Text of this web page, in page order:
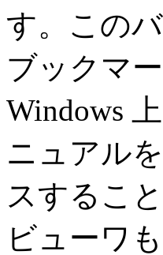
す。この
ブックマ
Windows
ニュアル
スするこ
ビューワ